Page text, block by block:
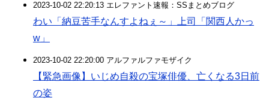
2023-10-02 22:20:13 エレファント速報：SSまとめブログ
わい「納豆苦手なんすよねぇ～」上司「関西人かっ
w」
2023-10-02 22:20:00 アルファルファモザイク
【緊急画像】いじめ自殺の宝塚俳優、亡くなる3日前
の姿